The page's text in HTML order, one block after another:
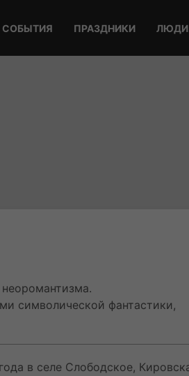
СОБЫТИЯ ПРАЗДНИКИ ЛЮДИ
символической фантастики,
в селе Слободское,